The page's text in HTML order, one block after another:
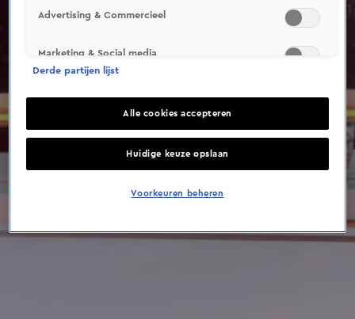
Advertising & Commercieel
Marketing & Social media
Derde partijen lijst
Alle cookies accepteren
Huidige keuze opslaan
Voorkeuren beheren